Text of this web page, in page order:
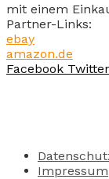
mit einem
Partner-Links:
ebay
amazon.de
Facebook Twitter
Impressum